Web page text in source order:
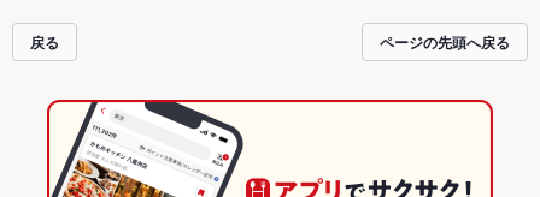
拡大中です。友達どうしの飲み会にも、会社の宴会にも、デートやパーティー
にもお得に便利にホットペッパーグルメをご利用ください。
戻る ページの先頭へ戻る